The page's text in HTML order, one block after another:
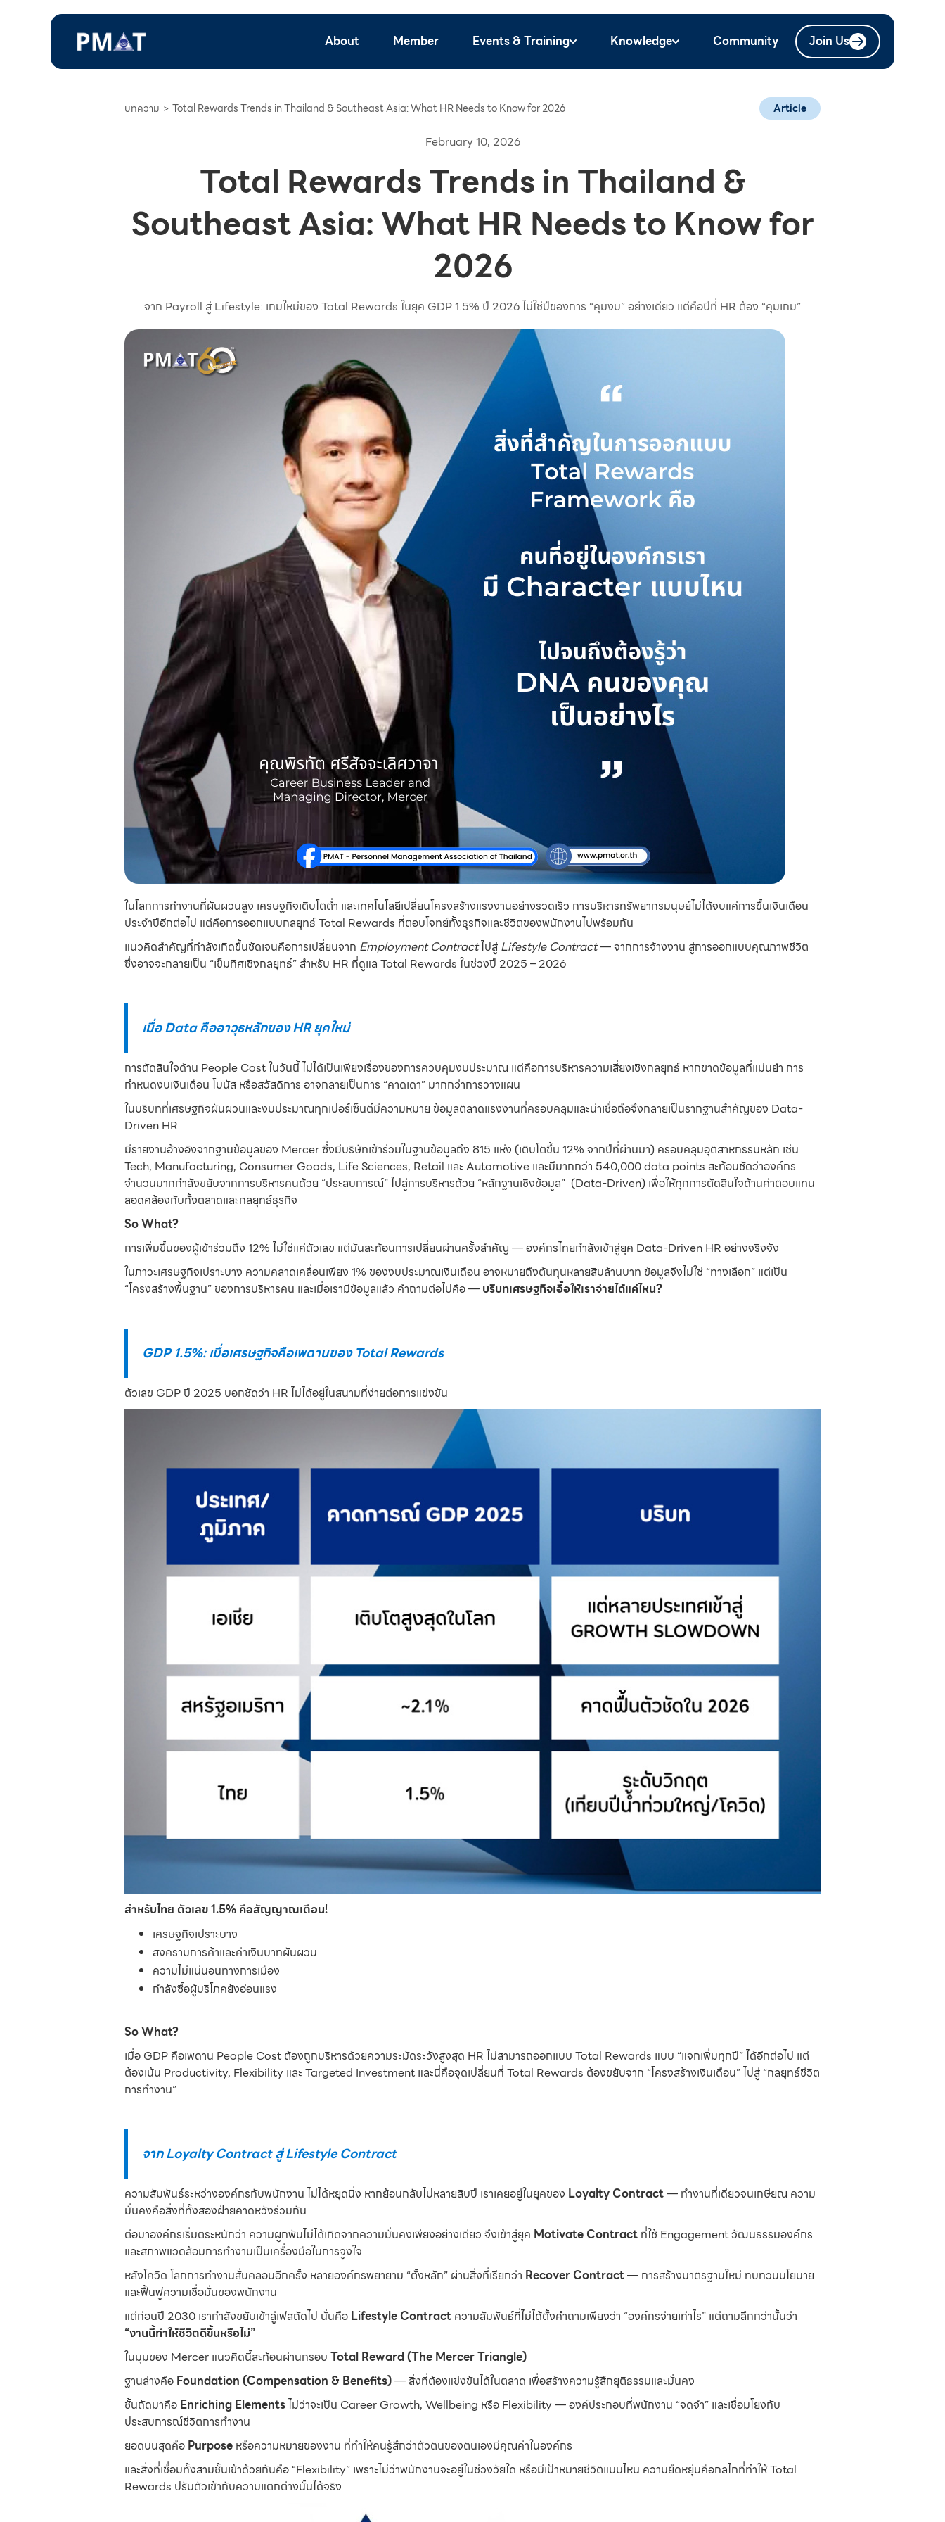
About Member Events & Training Knowledge Community Join Us
บทความ > Total Rewards Trends in Thailand & Southeast Asia: What HR Needs to Know for 2026 Article
February 10, 2026
Total Rewards Trends in Thailand &
Southeast Asia: What HR Needs to Know for
2026
จาก Payroll สู่ Lifestyle: เกมใหม่ของ Total Rewards ในยุค GDP 1.5% ปี 2026 ไม่ใช่ปีของการ “คุมงบ” อย่างเดียว แต่คือปีที่ HR ต้อง “คุมเกม”
ในโลกการทำงานที่ผันผวนสูง เศรษฐกิจเติบโตต่ำ และเทคโนโลยีเปลี่ยนโครงสร้างแรงงานอย่างรวดเร็ว การบริหารทรัพยากรมนุษย์ไม่ได้จบแค่การขึ้นเงินเดือน
ประจำปีอีกต่อไป แต่คือการออกแบบกลยุทธ์ Total Rewards ที่ตอบโจทย์ทั้งธุรกิจและชีวิตของพนักงานไปพร้อมกัน
แนวคิดสำคัญที่กำลังเกิดขึ้นชัดเจนคือการเปลี่ยนจาก Employment Contractไปสู่ Lifestyle Contract— จากการจ้างงาน สู่การออกแบบคุณภาพชีวิต
ซึ่งอาจจะกลายเป็น “เข็มทิศเชิงกลยุทธ์” สำหรับ HR ที่ดูแล Total Rewards ในช่วงปี 2025 – 2026
เมื่อ Data คืออาวุธหลักของ HR ยุคใหม่
การตัดสินใจด้าน People Cost ในวันนี้ ไม่ได้เป็นเพียงเรื่องของการควบคุมงบประมาณ แต่คือการบริหารความเสี่ยงเชิงกลยุทธ์ หากขาดข้อมูลที่แม่นยำ การ
กำหนดงบเงินเดือน โบนัส หรือสวัสดิการ อาจกลายเป็นการ “คาดเดา” มากกว่าการวางแผน
ในบริบทที่เศรษฐกิจผันผวนและงบประมาณทุกเปอร์เซ็นต์มีความหมาย ข้อมูลตลาดแรงงานที่ครอบคลุมและน่าเชื่อถือจึงกลายเป็นรากฐานสำคัญของ Data-
Driven HR
มีรายงานอ้างอิงจากฐานข้อมูลของ Mercer ซึ่งมีบริษัทเข้าร่วมในฐานข้อมูลถึง 815 แห่ง (เติบโตขึ้น 12% จากปีที่ผ่านมา) ครอบคลุมอุตสาหกรรมหลัก เช่น
Tech, Manufacturing, Consumer Goods, Life Sciences, Retail และ Automotive และมีมากกว่า 540,000 data points สะท้อนชัดว่าองค์กร
จำนวนมากกำลังขยับจากการบริหารคนด้วย “ประสบการณ์” ไปสู่การบริหารด้วย “หลักฐานเชิงข้อมูล” (Data-Driven) เพื่อให้ทุกการตัดสินใจด้านค่าตอบแทน
สอดคล้องกับทั้งตลาดและกลยุทธ์ธุรกิจ
So What?
การเพิ่มขึ้นของผู้เข้าร่วมถึง 12% ไม่ใช่แค่ตัวเลข แต่มันสะท้อนการเปลี่ยนผ่านครั้งสำคัญ — องค์กรไทยกำลังเข้าสู่ยุค Data-Driven HR อย่างจริงจัง
ในภาวะเศรษฐกิจเปราะบาง ความคลาดเคลื่อนเพียง 1% ของงบประมาณเงินเดือน อาจหมายถึงต้นทุนหลายสิบล้านบาท ข้อมูลจึงไม่ใช่ “ทางเลือก” แต่เป็น
“โครงสร้างพื้นฐาน” ของการบริหารคน และเมื่อเรามีข้อมูลแล้ว คำถามต่อไปคือ — บริบทเศรษฐกิจเอื้อให้เราจ่ายได้แค่ไหน?
GDP 1.5%: เมื่อเศรษฐกิจคือเพดานของ Total Rewards
ตัวเลข GDP ปี 2025 บอกชัดว่า HR ไม่ได้อยู่ในสนามที่ง่ายต่อการแข่งขัน
สำหรับไทย ตัวเลข 1.5% คือสัญญาณเตือน!
เศรษฐกิจเปราะบาง
สงครามการค้าและค่าเงินบาทผันผวน
ความไม่แน่นอนทางการเมือง
กำลังซื้อผู้บริโภคยังอ่อนแรง
So What?
เมื่อ GDP คือเพดาน People Cost ต้องถูกบริหารด้วยความระมัดระวังสูงสุด HR ไม่สามารถออกแบบ Total Rewards แบบ “แจกเพิ่มทุกปี” ได้อีกต่อไป แต่
ต้องเน้น Productivity, Flexibility และ Targeted Investment และนี่คือจุดเปลี่ยนที่ Total Rewards ต้องขยับจาก “โครงสร้างเงินเดือน” ไปสู่ “กลยุทธ์ชีวิต
การทำงาน”
จาก Loyalty Contract สู่ Lifestyle Contract
ความสัมพันธ์ระหว่างองค์กรกับพนักงาน ไม่ได้หยุดนิ่ง หากย้อนกลับไปหลายสิบปี เราเคยอยู่ในยุคของ Loyalty Contract— ทำงานที่เดียวจนเกษียณ ความ
มั่นคงคือสิ่งที่ทั้งสองฝ่ายคาดหวังร่วมกัน
ต่อมาองค์กรเริ่มตระหนักว่า ความผูกพันไม่ได้เกิดจากความมั่นคงเพียงอย่างเดียว จึงเข้าสู่ยุค Motivate Contract ที่ใช้ Engagement วัฒนธรรมองค์กร
และสภาพแวดล้อมการทำงานเป็นเครื่องมือในการจูงใจ
หลังโควิด โลกการทำงานสั่นคลอนอีกครั้ง หลายองค์กรพยายาม “ตั้งหลัก” ผ่านสิ่งที่เรียกว่า Recover Contract— การสร้างมาตรฐานใหม่ ทบทวนนโยบาย
และฟื้นฟูความเชื่อมั่นของพนักงาน
แต่ก่อนปี 2030 เรากำลังขยับเข้าสู่เฟสถัดไป นั่นคือ Lifestyle Contract ความสัมพันธ์ที่ไม่ได้ตั้งคำถามเพียงว่า “องค์กรจ่ายเท่าไร” แต่ถามลึกกว่านั้นว่า
“งานนี้ทำให้ชีวิตดีขึ้นหรือไม่”
ในมุมของ Mercer แนวคิดนี้สะท้อนผ่านกรอบ Total Reward (The Mercer Triangle)
ฐานล่างคือ Foundation (Compensation & Benefits)— สิ่งที่ต้องแข่งขันได้ในตลาด เพื่อสร้างความรู้สึกยุติธรรมและมั่นคง
ชั้นถัดมาคือ Enriching Elementsไม่ว่าจะเป็น Career Growth, Wellbeing หรือ Flexibility — องค์ประกอบที่พนักงาน “จดจำ” และเชื่อมโยงกับ
ประสบการณ์ชีวิตการทำงาน
ยอดบนสุดคือ Purpose หรือความหมายของงาน ที่ทำให้คนรู้สึกว่าตัวตนของตนเองมีคุณค่าในองค์กร
และสิ่งที่เชื่อมทั้งสามชั้นเข้าด้วยกันคือ “Flexibility” เพราะไม่ว่าพนักงานจะอยู่ในช่วงวัยใด หรือมีเป้าหมายชีวิตแบบไหน ความยืดหยุ่นคือกลไกที่ทำให้ Total
Rewards ปรับตัวเข้ากับความแตกต่างนั้นได้จริง